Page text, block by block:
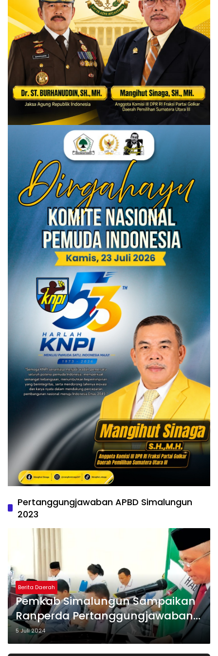
Pertanggungjawaban APBD Simalungun
2023
Berita Daerah
Pemkab Simalungun Sampaikan
Ranperda Pertanggungjawaban
APBD 2023 ke DPRD
5 Juli 2024